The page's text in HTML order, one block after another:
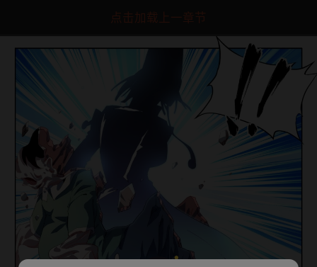
点击加载上一章节